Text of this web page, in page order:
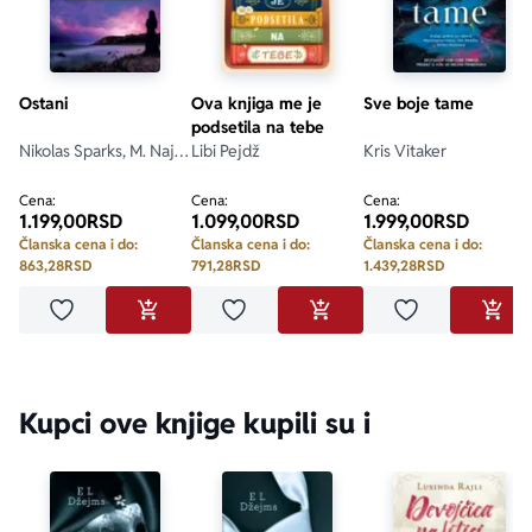
Ostani
Nikolas Sparks, M. Najt
Cena:
1.199,00RSD
Članska cena i do:
863,28RSD
Dodaj u omiljeneDODAJ U KORPU
Ova knjiga me je
podsetila na tebe
Libi Pejdž
Cena:
1.099,00RSD
Članska cena i do:
791,28RSD
Dodaj u omiljeneDODAJ U KORPU
Sve boje tame
Kris Vitaker
Cena:
1.999,00RSD
Članska cena i do:
1.439,28RSD
Dodaj u
Kupci ove knjige kupili su i